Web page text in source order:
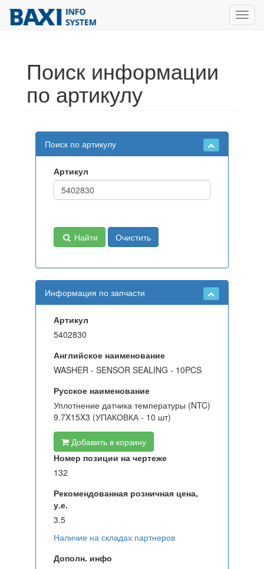
Поиск информации
по артикулу
Поиск по артикулу
Артикул
Найти Очистить
Информация по запчасти
Артикул
5402830
Английское наименование
WASHER - SENSOR SEALING - 10PCS
Русское наименование
Уплотнение датчика температуры (NTC)
9.7X15X3 (УПАКОВКА - 10 шт)
Добавить в корзину
Номер позиции на чертеже
132
Рекомендованная розничная цена,
у.е.
3.5
Наличие на складах партнеров
Дополн. инфо